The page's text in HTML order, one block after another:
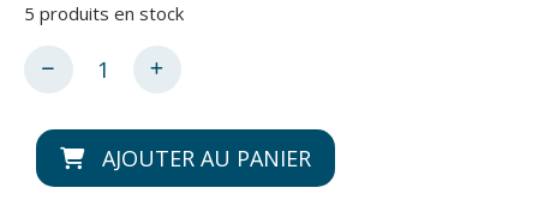
5 produits en stock
AJOUTER AU PANIER